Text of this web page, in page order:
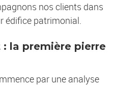
nos clients dans
édifice patrimonial.
la première pierre
par une analyse